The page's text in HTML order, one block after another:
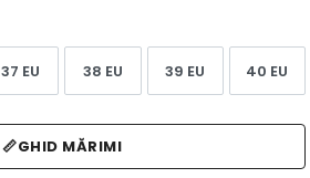
37 EU 38 EU 39 EU 40 EU
📏GHID MĂRIMI